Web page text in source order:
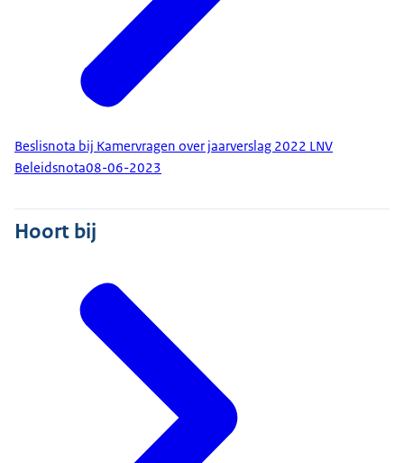
Beslisnota bij Kamervragen over jaarverslag 2022 LNV
Beleidsnota08-06-2023
Hoort bij